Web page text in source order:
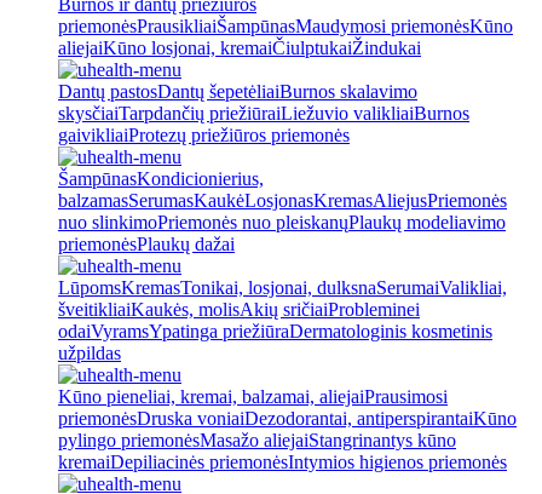
Burnos ir dantų priežiūros
priemonėsPrausikliaiŠampūnasMaudymosi priemonėsKūno
aliejaiKūno losjonai, kremaiČiulptukaiŽindukai
Dantų pastosDantų šepetėliaiBurnos skalavimo
skysčiaiTarpdančių priežiūraiLiežuvio valikliaiBurnos
gaivikliaiProtezų priežiūros priemonės
ŠampūnasKondicionierius,
balzamasSerumasKaukėLosjonasKremasAliejusPriemonės
nuo slinkimoPriemonės nuo pleiskanųPlaukų modeliavimo
priemonėsPlaukų dažai
LūpomsKremasTonikai, losjonai, dulksnaSerumaiValikliai,
šveitikliaiKaukės, molisAkių sričiaiProbleminei
odaiVyramsYpatinga priežiūraDermatologinis kosmetinis
užpildas
Kūno pieneliai, kremai, balzamai, aliejaiPrausimosi
priemonėsDruska voniaiDezodorantai, antiperspirantaiKūno
pylingo priemonėsMasažo aliejaiStangrinantys kūno
kremaiDepiliacinės priemonėsIntymios higienos priemonės